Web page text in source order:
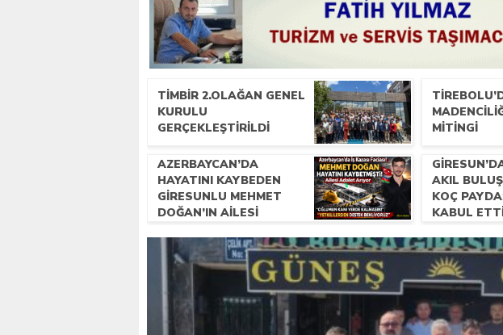
TİMBİR 2.OLAĞAN GENEL
KURULU
GERÇEKLEŞTIRILDI
MITINGI
AZERBAYCAN’DA
HAYATINI KAYBEDEN
GIRESUNLU MEHMET
DOĞAN’IN AILESI
AKIL
KOÇ
KABUL